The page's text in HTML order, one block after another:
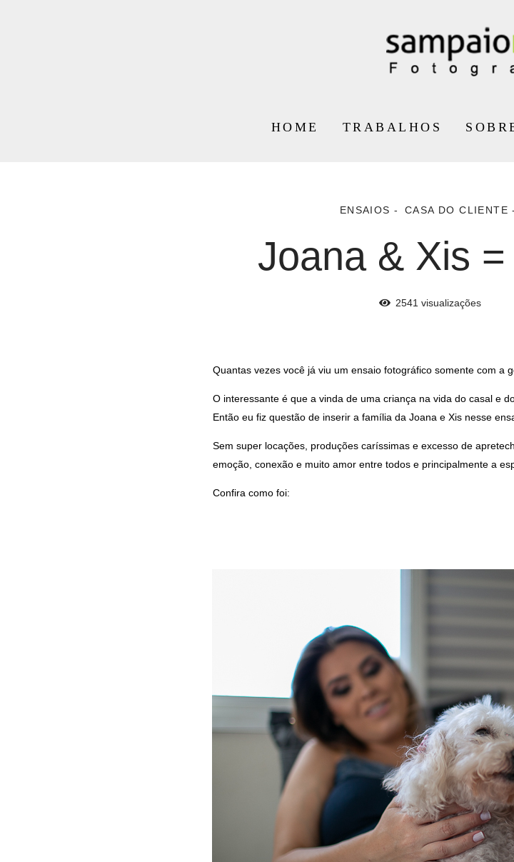
HOME TRABALHOS
ENSAIOS CASA DO CLIENTE
Joana & Xis
2541visualizações
Quantas vezes você já viu um ensaio fotográfico somente com a
O interessante é que a vinda de uma criança na vida do casal e
Então eu fiz questão de inserir a família da Joana e Xis nesse
Sem super locações, produções caríssimas e excesso de
emoção, conexão e muito amor entre todos e principalmente a
Confira como foi: